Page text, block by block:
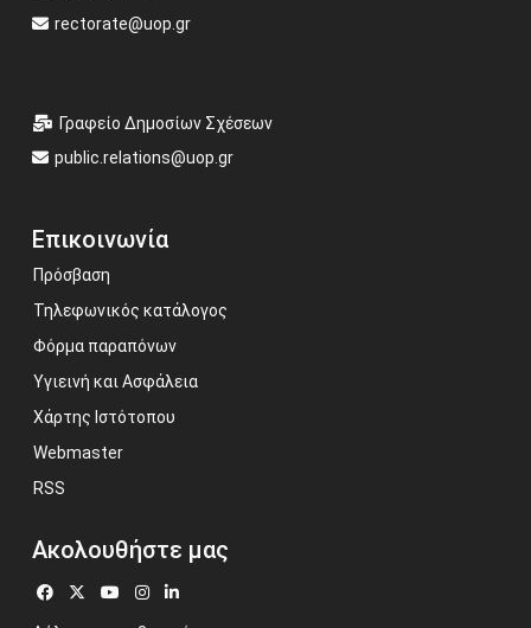
rectorate@uop.gr
Γραφείο Δημοσίων Σχέσεων
public.relations@uop.gr
Επικοινωνία
Πρόσβαση
Τηλεφωνικός κατάλογος
Φόρμα παραπόνων
Υγιεινή και Ασφάλεια
Χάρτης Ιστότοπου
Webmaster
RSS
Ακολουθήστε μας